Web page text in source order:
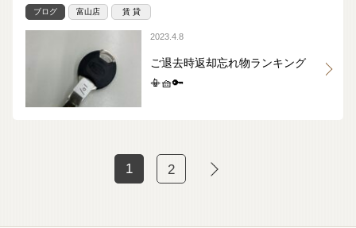
ブログ 富山店 賃 貸
2023.4.8
ご退去時返却忘れ物ランキング
📳🧺🔑
1 2